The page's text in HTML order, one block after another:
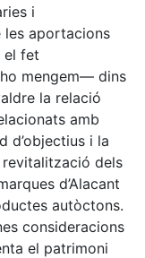
i
les aportacions
el fet
mengem— dins
la relació
amb
d’objectius i la
dels
d’Alacant
autòctons.
consideracions
el patrimoni